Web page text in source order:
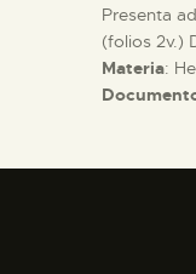
Presenta
(folios 2v.)
Materia: